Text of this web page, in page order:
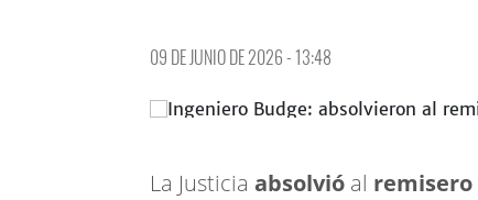
09 DE JUNIO DE 2026 - 13:48
La Justicia absolvió al remisero